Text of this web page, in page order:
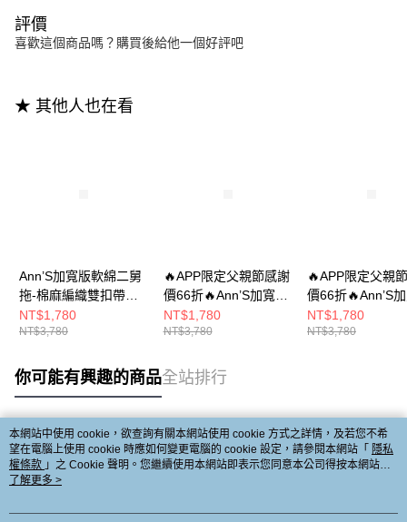
評價
喜歡這個商品嗎？購買後給他一個好評吧
★ 其他人也在看
Ann’S加寬版軟綿二舅
拖-棉麻編織雙扣帶
2cm-米
NT$1,780
NT$3,780
🔥APP限定父親節感謝
價66折🔥Ann’S加寬版
軟綿二舅拖-閃料雙扣
帶2cm-銀
NT$1,780
NT$3,780
🔥APP限定父親
價66折🔥Ann’S
軟綿二舅拖-閃料
帶2cm-白
NT$1,780
NT$3,780
你可能有興趣的商品全站排行
熱門標籤
本網站中使用 cookie，欲查詢有關本網站使用 cookie 方式之詳情，及若您不希
望在電腦上使用 cookie 時應如何變更電腦的 cookie 設定，請參閱本網站「 隱私
權條款 」之 Cookie 聲明。您繼續使用本網站即表示您同意本公司得按本網站使
用條款之 Cookie 聲明使用 cookie。
了解更多 >